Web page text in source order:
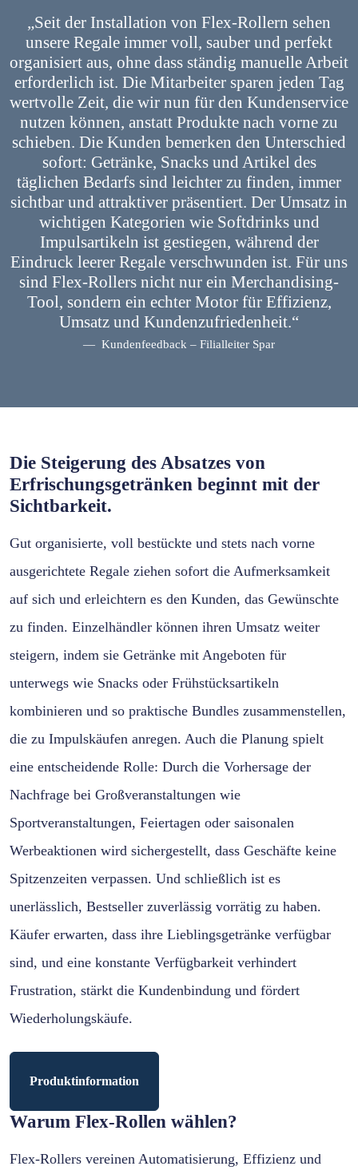
„Seit der Installation von Flex-Rollern sehen
unsere Regale immer voll, sauber und perfekt
organisiert aus, ohne dass ständig manuelle Arbeit
erforderlich ist. Die Mitarbeiter sparen jeden Tag
wertvolle Zeit, die wir nun für den Kundenservice
nutzen können, anstatt Produkte nach vorne zu
schieben. Die Kunden bemerken den Unterschied
sofort: Getränke, Snacks und Artikel des
täglichen Bedarfs sind leichter zu finden, immer
sichtbar und attraktiver präsentiert. Der Umsatz in
wichtigen Kategorien wie Softdrinks und
Impulsartikeln ist gestiegen, während der
Eindruck leerer Regale verschwunden ist. Für uns
sind Flex-Rollers nicht nur ein Merchandising-
Tool, sondern ein echter Motor für Effizienz,
Umsatz und Kundenzufriedenheit.“
Kundenfeedback – Filialleiter Spar
Die Steigerung des Absatzes von
Erfrischungsgetränken beginnt mit der
Sichtbarkeit.
Gut organisierte, voll bestückte und stets nach vorne
ausgerichtete Regale ziehen sofort die Aufmerksamkeit
auf sich und erleichtern es den Kunden, das Gewünschte
zu finden. Einzelhändler können ihren Umsatz weiter
steigern, indem sie Getränke mit Angeboten für
unterwegs wie Snacks oder Frühstücksartikeln
kombinieren und so praktische Bundles zusammenstellen,
die zu Impulskäufen anregen. Auch die Planung spielt
eine entscheidende Rolle: Durch die Vorhersage der
Nachfrage bei Großveranstaltungen wie
Sportveranstaltungen, Feiertagen oder saisonalen
Werbeaktionen wird sichergestellt, dass Geschäfte keine
Spitzenzeiten verpassen. Und schließlich ist es
unerlässlich, Bestseller zuverlässig vorrätig zu haben.
Käufer erwarten, dass ihre Lieblingsgetränke verfügbar
sind, und eine konstante Verfügbarkeit verhindert
Frustration, stärkt die Kundenbindung und fördert
Wiederholungskäufe.
Produktinformation
Warum Flex-Rollen wählen?
Flex-Rollers vereinen Automatisierung, Effizienz und